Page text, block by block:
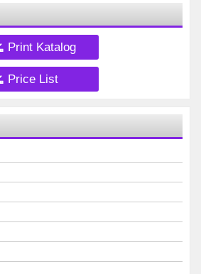
Print Katalog
Price List